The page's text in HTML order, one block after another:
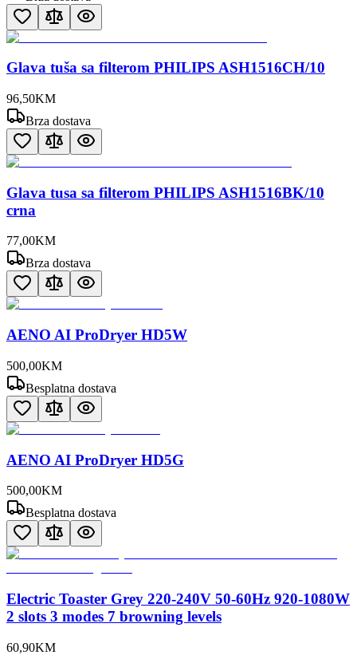
Glava tuša sa filterom PHILIPS ASH1516CH/10
96,50KM
Brza dostava
Glava tusa sa filterom PHILIPS ASH1516BK/10
crna
77,00KM
Brza dostava
AENO AI ProDryer HD5W
500,00KM
Besplatna dostava
AENO AI ProDryer HD5G
500,00KM
Besplatna dostava
Electric Toaster Grey 220-240V 50-60Hz 920-1080W
2 slots 3 modes 7 browning levels
60,90KM